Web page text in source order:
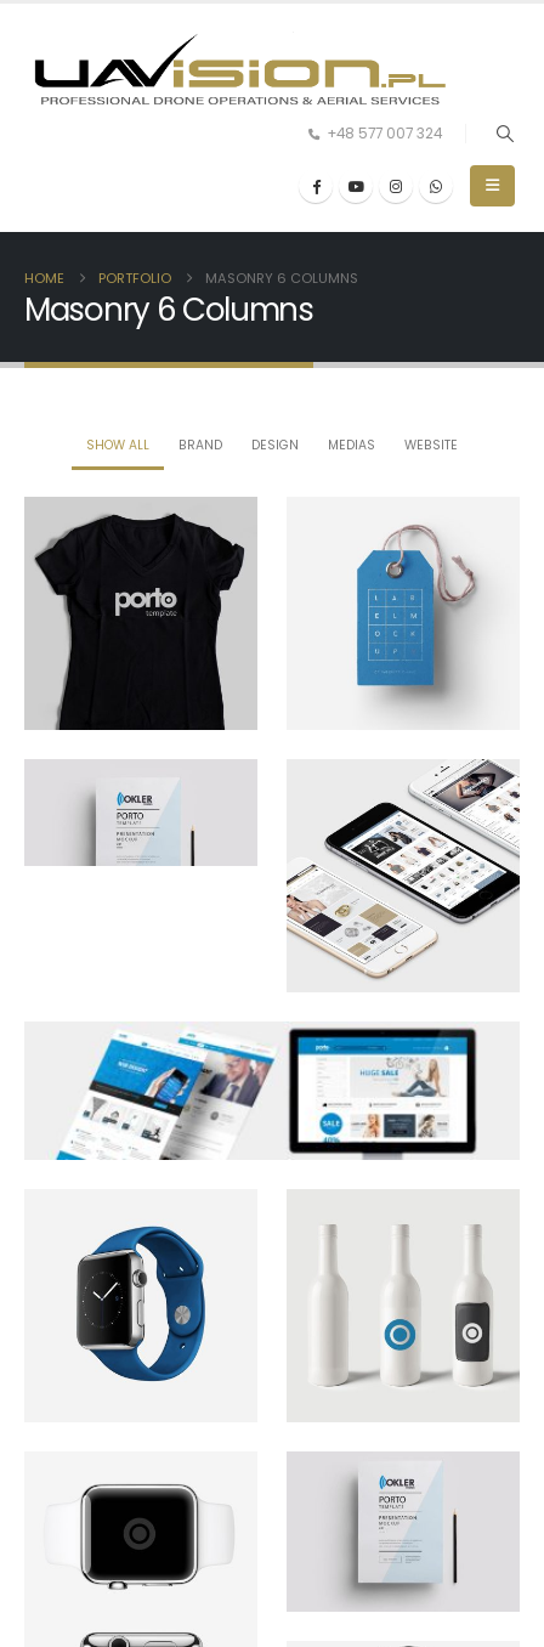
+48 577 007 324
HOME PORTFOLIO MASONRY 6 COLUMNS
Masonry 6 Columns
SHOW ALL BRAND DESIGN MEDIAS WEBSITE